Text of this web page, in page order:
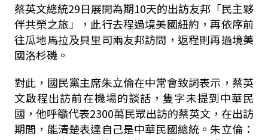
蔡英文總統29日展開為期10天的出訪友邦「民主夥
伴共榮之旅」，此行去程過境美國紐約，再依序前
往瓜地馬拉及貝里司兩友邦訪問，返程則再過境美
國洛杉磯。
對此，國民黨主席朱立倫在中常會致詞表示，蔡英
文啟程出訪前在機場的談話，隻字未提到中華民
國，他呼籲代表2300萬民眾出訪的蔡英文，在出訪
期間，能清楚表達自己是中華民國總統。朱立倫：